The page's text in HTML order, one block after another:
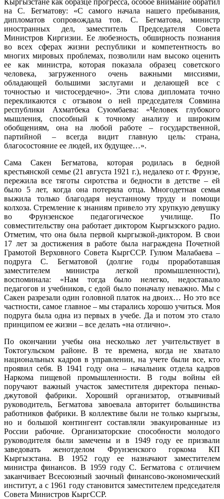
на С. Бегматову: «С самого начала нашего пребывания,
дипломатов сопровождала тов. С. Бегматова, министр
иностранных дел, заместитель Председателя Совета
Министров Киргизии. Ее любезность, обширность познания
во всех сферах жизни республики и компетентность во
многих мировых проблемах, позволили нам высоко оценить
ее как министра, которая показала образец советского
человека, загруженного очень важными миссиями,
обладающей большими заслугами и делающей все с
точностью и чистосердечно». Эти слова дипломата точно
перекликаются с отзывом о ней председателя Совмина
республики Ахматбека Суюмбаева: «Человек глубокого
мышления, способный к точному анализу и широким
обобщениям, она на любой работе – государственной,
партийной – всегда видит главную цель: страна,
благосостояние ее людей, их будущее…».
Сама Сакен Бегматова, которая родилась в бедной
крестьянской семье (21 августа 1921 г.), недалеко от г. Фрунзе,
пережила все тяготы сиротства и бедности в детстве – ей
было 5 лет, когда она потеряла отца. Многодетная семья
выжила только благодаря неустанному труду и помощи
колхоза. Стремление к знаниям привело эту хрупкую девушку
во Фрунзенское педагогическое училище. По
совместительству она работает диктором Кыргызского радио.
Отметим, что она была первой кыргызкой-диктором. В свои
17 лет за достижения в работе была награждена Почетной
Грамотой Верховного Совета КыргССР. Гулюм Малабаева –
подруга С. Бегматовой (долгие годы проработавшая
заместителем министра легкой промышленности),
воспоминала: «Нам тогда было нелегко, недоставало
педагогов и учебников, с едой было поначалу неважно. Мы с
Сакен разрезали один головной платок на двоих… Но это все
частности, самое главное – мы старались хорошо учиться. Моя
подруга была одна из первых в учебе. Да и потом это стало
принципом ее жизни – все делать «на отлично».
По окончании учебы она несколько лет учительствует в
Токтогульском районе. В те времена, когда не хватало
национальных кадров в управлении, на учете были все, кто
проявил себя. В 1941 году она – начальник отдела кадров
Наркома пищевой промышленности. В годы войны ей
поручают важный участок заместителя директора пенько-
джутовой фабрики. Хороший организатор, отзывчивый
руководитель, Бегматова завоевала авторитет большинства
работников фабрики. В коллективе были не только кыргызы,
но и большой контингент составляли эвакуированные из
России рабочие. Организаторские способности молодого
руководителя были замечены и в 1949 году ее призвали
заведовать женотделом Фрунзенского горкома КП
Кыргызстана. В 1952 году ее назначают заместителем
министра финансов. В 1959 году С. Бегматова с отличием
заканчивает Всесоюзный заочный финансово-экономический
институт, а с 1961 году становится заместителем председателя
Совета Министров КыргССР.